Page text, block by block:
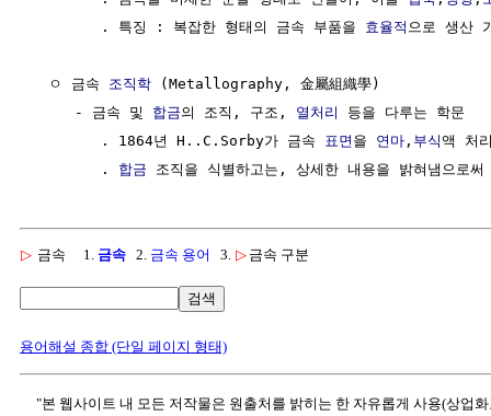
        . 특징 : 복잡한 형태의 금속 부품을
효율적 으로 생산
  ㅇ 금속
조직학 (Metallography, 金屬組織學)
     - 금속 및
합금의 조직, 구조, 열처리
등을 다루는 학문
        . 1864년 H..C.Sorby가 금속
표면 을 연마 , 부식액 처
        .
합금
▷ 금속 1. 금속 2. 금속 용어 3. ▷ 금속 구분
검색
용어해설 종합 (단일 페이지 형태)
"본 웹사이트 내 모든 저작물은 원출처를 밝히는 한 자유롭게 사용(상업